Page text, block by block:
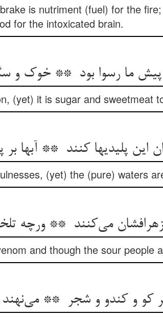
is nutriment (fuel) for the
for the intoxicated brain.
(yet) it is sugar and sweetmeat
(yet) the (pure) waters
and though the sour people